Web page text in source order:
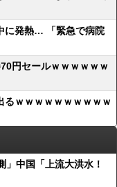
に発熱… 「緊急で病院
円セールｗｗｗｗｗｗ
るｗｗｗｗｗｗｗｗｗｗ
中国「上流大洪水！